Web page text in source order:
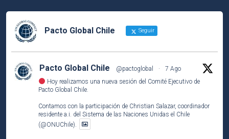
Pacto Global Chile Seguir
Pacto Global Chile @pactoglobal ·
7 Ago
Hoy realizamos una nueva sesión del Comité Ejecutivo de
Pacto Global Chile.
Contamos con la participación de Christian Salazar, coordinador
residente a.i. del Sistema de las Naciones Unidas el Chile
(@ONUChile).